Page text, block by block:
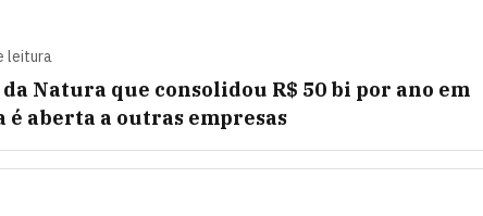
leitura
Natura que consolidou R$ 50 bi por ano em
é aberta a outras empresas